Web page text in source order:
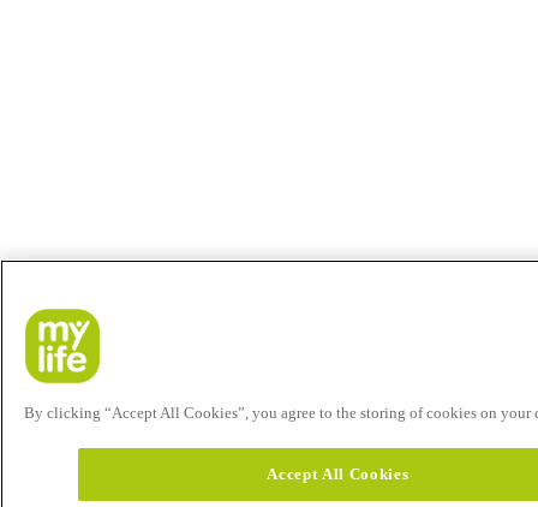
By clicking “Accept All Cookies”, you agree to the storing of cookies on your
Accept All Cookies